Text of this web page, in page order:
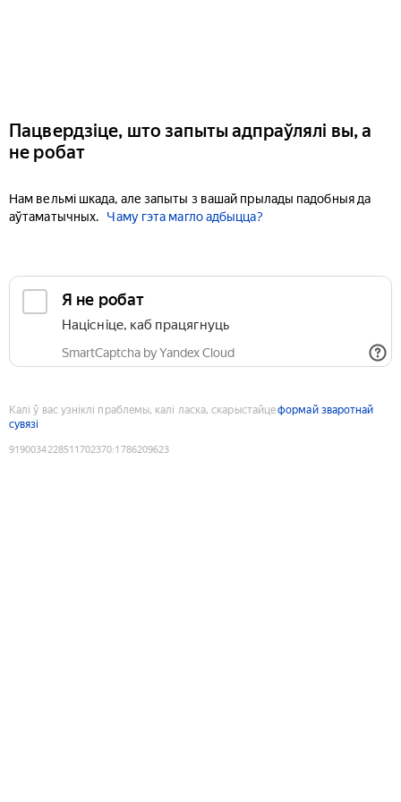
Пацвердзіце, што запыты адпраўлялі вы, а
не робат
Нам вельмі шкада, але запыты з вашай прылады падобныя да
аўтаматычных.
Чаму гэта магло адбыцца?
Я не робат
Націсніце, каб працягнуць
SmartCaptcha by Yandex Cloud
Калі ў вас узніклі праблемы, калі ласка, скарыстайцеформай зваротнай
сувязі
9190034228511702370:1786209623